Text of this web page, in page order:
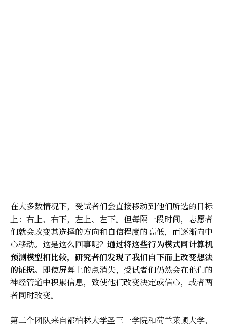
在大多数情况下，受试者们会直接移动到他们所选的目标
上：右上、右下，左上、左下。但每隔一段时间，志愿者
们就会改变其选择的方向和自信程度的高低，而逐渐向中
心移动。这是这么回事呢？ 通过将这些行为模式同计算机
预测模型相比较，研究者们发现了我们自下而上改变想法
的证据。 即使屏幕上的点消失，受试者们仍然会在他们的
神经管道中积累信息，致使他们改变决定或信心，或者两
者同时改变。
第二个团队来自都柏林大学圣三一学院和荷兰莱顿大学，